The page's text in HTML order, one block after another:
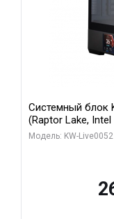
Системный блок
(Raptor Lake,
модуля)/ Palit
Модель: KW-Live0052